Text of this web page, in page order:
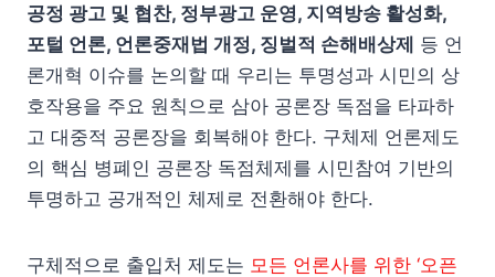
공정 광고 및 협찬, 정부광고 운영, 지역방송 활성화,
포털 언론, 언론중재법 개정, 징벌적 손해배상제 등 언
론개혁 이슈를 논의할 때 우리는 투명성과 시민의 상
호작용을 주요 원칙으로 삼아 공론장 독점을 타파하
고 대중적 공론장을 회복해야 한다. 구체제 언론제도
의 핵심 병폐인 공론장 독점체제를 시민참여 기반의
투명하고 공개적인 체제로 전환해야 한다.
구체적으로 출입처 제도는 모든 언론사를 위한 ‘오픈